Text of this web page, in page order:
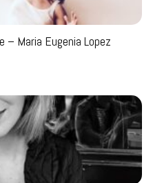
– Maria Eugenia Lopez